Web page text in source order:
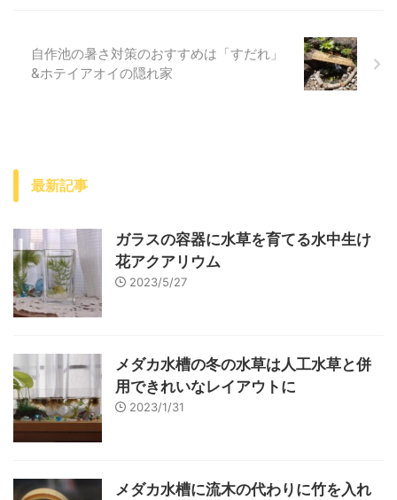
自作池の暑さ対策のおすすめは「すだれ」
&ホテイアオイの隠れ家
最新記事
ガラスの容器に水草を育てる水中生け
花アクアリウム
2023/5/27
メダカ水槽の冬の水草は人工水草と併
用できれいなレイアウトに
2023/1/31
メダカ水槽に流木の代わりに竹を入れ